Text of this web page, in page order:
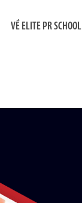
VỀ ELITE PR SCHOOL